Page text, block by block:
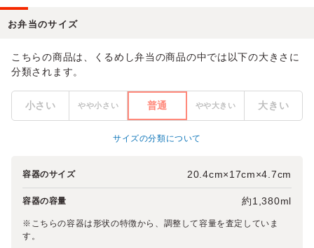
お弁当のサイズ
こちらの商品は、くるめし弁当の商品の中では以下の大きさに
分類されます。
小さい やや小さい 普通 やや大きい 大きい
サイズの分類について
容器のサイズ 20.4cm×17cm×4.7cm
容器の容量 約1,380ml
※こちらの容器は形状の特徴から、調整して容量を査定していま
す。